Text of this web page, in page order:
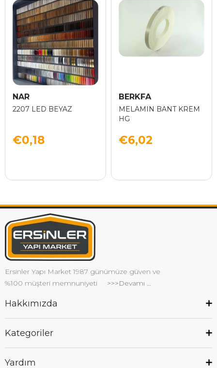
NAR
2207 LED BEYAZ
€0,18
BERKFA
MELAMIN BANT KREM
HG
€6,02
Ersinler Yapı Market 1987 günümüze güven ve
%100 müşteri memnuniyeti
>>>Devamı ...
Hakkımızda
Kategoriler
Yardım